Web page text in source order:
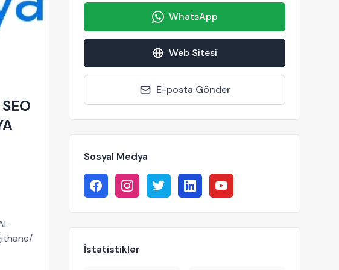
WhatsApp
Web Sitesi
E-posta Gönder
Sosyal Medya
İstatistikler